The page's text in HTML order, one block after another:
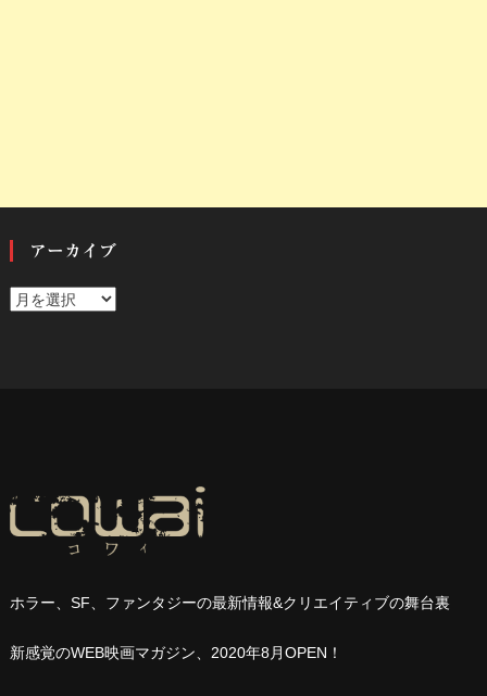
アーカイブ
ア
ホラー、SF、ファンタジーの最新情報&クリエイティブの舞台裏
新感覚のWEB映画マガジン、2020年8月OPEN ！